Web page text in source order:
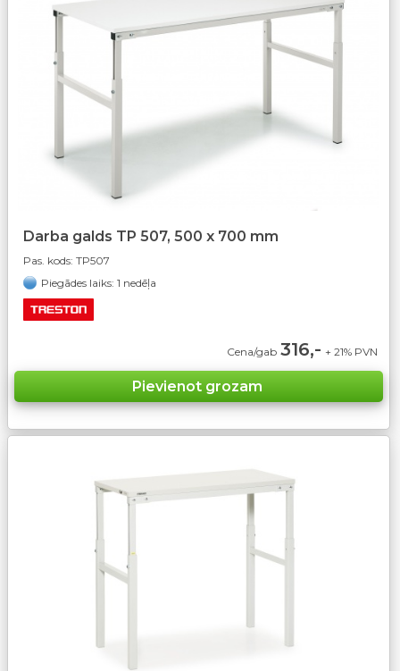
Darba galds TP 507, 500 x 700 mm
Pas. kods: TP507
Piegādes laiks: 1 nedēļa
Cena/gab 316,- + 21% PVN